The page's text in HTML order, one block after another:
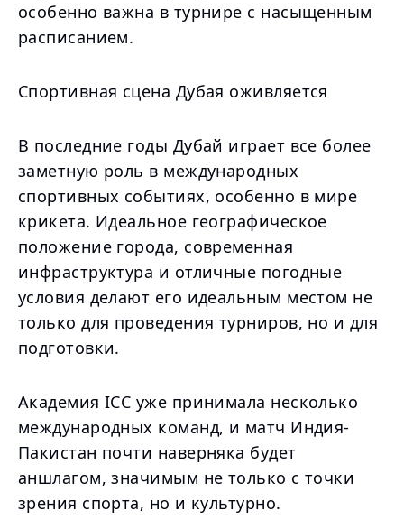
особенно важна в турнире с насыщенным
расписанием.
Спортивная сцена Дубая оживляется
В последние годы Дубай играет все более
заметную роль в международных
спортивных событиях, особенно в мире
крикета. Идеальное географическое
положение города, современная
инфраструктура и отличные погодные
условия делают его идеальным местом не
только для проведения турниров, но и для
подготовки.
Академия ICC уже принимала несколько
международных команд, и матч Индия-
Пакистан почти наверняка будет
аншлагом, значимым не только с точки
зрения спорта, но и культурно.